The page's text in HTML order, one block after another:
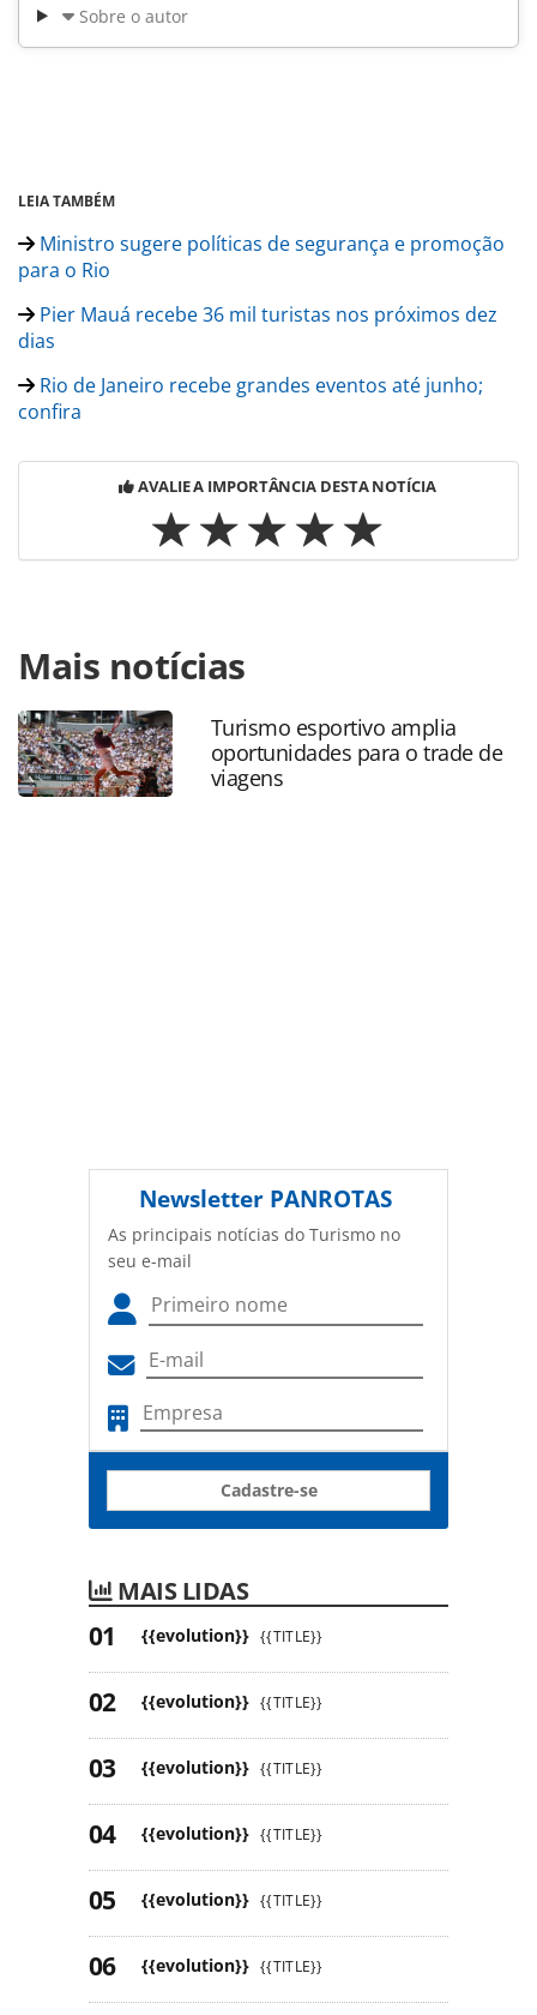
Sobre o autor
LEIA TAMBÉM
Ministro sugere políticas de segurança e promoção
para o Rio
Pier Mauá recebe 36 mil turistas nos próximos dez
dias
Rio de Janeiro recebe grandes eventos até junho;
confira
AVALIE A IMPORTÂNCIA DESTA NOTÍCIA
https://www.panrotas.com.br/destinos/alternativo/2019/
da-lapa-no-rio-de-janeiro-ganha-letreiro-
turistico_161510.html ou as ferramentas oferecidas na
página. Todo o conteúdo produzido pela PANROTAS
Editora é protegido pela legislação brasileira sobre direito
autoral. Não reproduza o conteúdo sem autorização da
Mais notícias
Turismo esportivo amplia
oportunidades para o trade de
viagens
Newsletter PANROTAS
As principais notícias do Turismo no
seu e-mail
Cadastre-se
MAIS LIDAS
{{evolution}} {{TITLE}}
{{evolution}} {{TITLE}}
{{evolution}} {{TITLE}}
{{evolution}} {{TITLE}}
{{evolution}} {{TITLE}}
{{evolution}} {{TITLE}}